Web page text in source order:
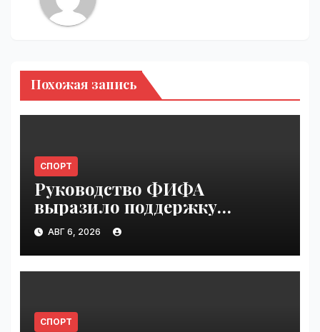
Похожая запись
СПОРТ
Руководство ФИФА
выразило поддержку
Инфантино после его
извинения | VseTime.ru
АВГ 6, 2026
СПОРТ